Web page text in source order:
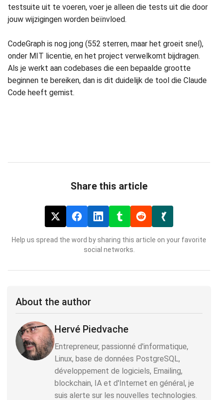
testsuite uit te voeren, voer je alleen die tests uit die door
jouw wijzigingen worden beïnvloed.
CodeGraph is nog jong (552 sterren, maar het groeit snel),
onder MIT licentie, en het project verwelkomt bijdragen.
Als je werkt aan codebases die een bepaalde grootte
beginnen te bereiken, dan is dit duidelijk de tool die Claude
Code heeft gemist.
Share this article
Help us spread the word by sharing this article on your favorite
social networks.
About the author
Hervé Piedvache
Entrepreneur, passionné d'informatique,
Linux, base de données PostgreSQL,
développement de logiciels, Emailing,
blockchain, IA et d'Internet en général, je
suis alerte sur les nouvelles technologies.